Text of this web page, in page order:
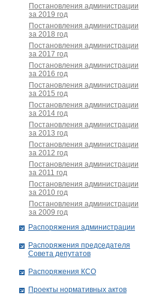
Постановления администрации
за 2019 год
Постановления администрации
за 2018 год
Постановления администрации
за 2017 год
Постановления администрации
за 2016 год
Постановления администрации
за 2015 год
Постановления администрации
за 2014 год
Постановления администрации
за 2013 год
Постановления администрации
за 2012 год
Постановления администрации
за 2011 год
Постановления администрации
за 2010 год
Постановления администрации
за 2009 год
Распоряжения администрации
Распоряжения председателя
Совета депутатов
Распоряжения КСО
Проекты нормативных актов